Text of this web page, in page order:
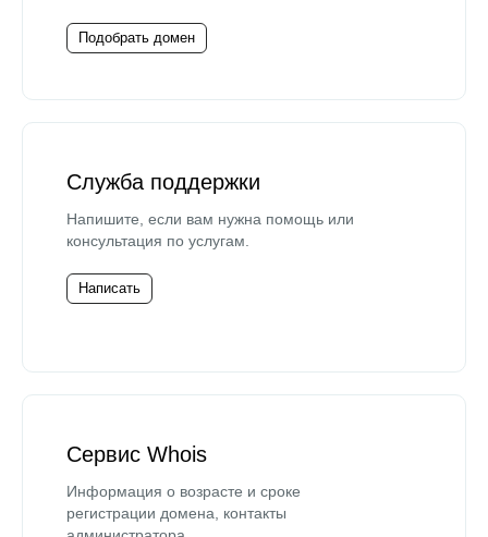
Подобрать домен
Служба поддержки
Напишите, если вам нужна помощь или
консультация по услугам.
Написать
Сервис Whois
Информация о возрасте и сроке
регистрации домена, контакты